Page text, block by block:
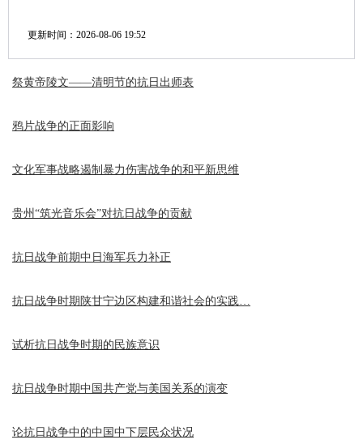
更新时间： 2026-08-06 19:52
祭黄帝陵文——清明节的抗日出师表
鸦片战争的正面影响
文化军事战略遏制暴力伤害战争的和平新思维
贵州“筑光音乐会”对抗日战争的贡献
抗日战争前期中日海军兵力补正
抗日战争时期陕甘宁边区构建和谐社会的实践…
试析抗日战争时期的民族意识
抗日战争时期中国共产党与美国关系的演变
论抗日战争中的中国中下层民众状况